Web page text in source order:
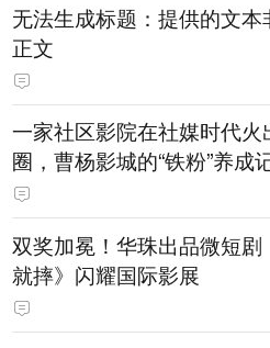
无法生成标题：提供的文本
正文
一家社区影院在社媒时代火
圈，曹杨影城的“铁粉”养成
双奖加冕！华珠出品微短剧
就摔》闪耀国际影展